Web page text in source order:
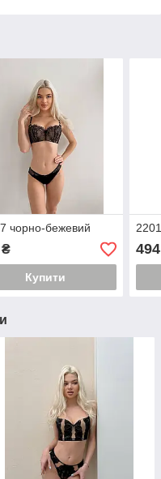
чорно-бежевий
Купити
494